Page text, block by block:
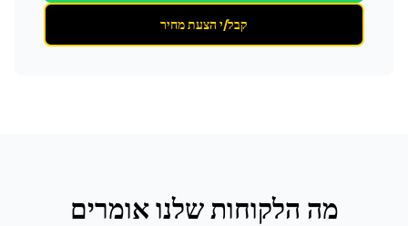
קבל/י הצעת מחיר
מה הלקוחות שלנו אומרים